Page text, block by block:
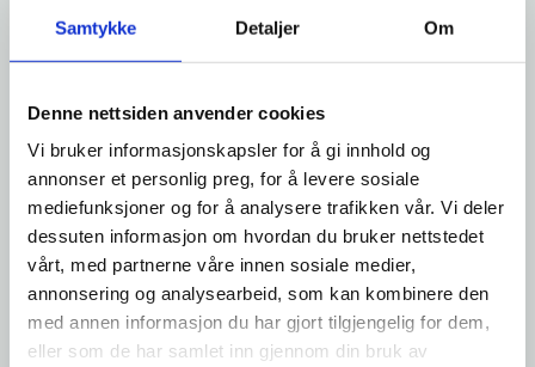
Samtykke Detaljer Om
Denne nettsiden anvender cookies
Vi bruker informasjonskapsler for å gi innhold og
annonser et personlig preg, for å levere sosiale
mediefunksjoner og for å analysere trafikken vår. Vi deler
dessuten informasjon om hvordan du bruker nettstedet
vårt, med partnerne våre innen sosiale medier,
annonsering og analysearbeid, som kan kombinere den
med annen informasjon du har gjort tilgjengelig for dem,
eller som de har samlet inn gjennom din bruk av
Gravstein og vedlikehold
Vi tilbyr både salg av nye gravsteiner og oppussing av
eksisterende gravminner. Ta gjerne kontakt for å høre
mer om hvordan vi kan bistå deg med valg av
gravminne som reflekterer familiens ønsker.